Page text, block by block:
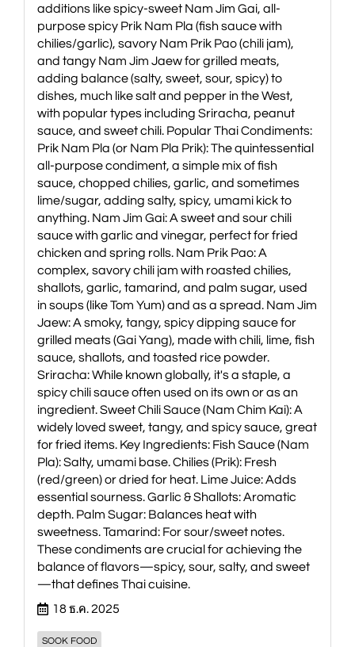
additions like spicy-sweet Nam Jim Gai, all-
purpose spicy Prik Nam Pla (fish sauce with
chilies/garlic), savory Nam Prik Pao (chili jam),
and tangy Nam Jim Jaew for grilled meats,
adding balance (salty, sweet, sour, spicy) to
dishes, much like salt and pepper in the West,
with popular types including Sriracha, peanut
sauce, and sweet chili. Popular Thai Condiments:
Prik Nam Pla (or Nam Pla Prik): The quintessential
all-purpose condiment, a simple mix of fish
sauce, chopped chilies, garlic, and sometimes
lime/sugar, adding salty, spicy, umami kick to
anything. Nam Jim Gai: A sweet and sour chili
sauce with garlic and vinegar, perfect for fried
chicken and spring rolls. Nam Prik Pao: A
complex, savory chili jam with roasted chilies,
shallots, garlic, tamarind, and palm sugar, used
in soups (like Tom Yum) and as a spread. Nam Jim
Jaew: A smoky, tangy, spicy dipping sauce for
grilled meats (Gai Yang), made with chili, lime, fish
sauce, shallots, and toasted rice powder.
Sriracha: While known globally, it's a staple, a
spicy chili sauce often used on its own or as an
ingredient. Sweet Chili Sauce (Nam Chim Kai): A
widely loved sweet, tangy, and spicy sauce, great
for fried items. Key Ingredients: Fish Sauce (Nam
Pla): Salty, umami base. Chilies (Prik): Fresh
(red/green) or dried for heat. Lime Juice: Adds
essential sourness. Garlic & Shallots: Aromatic
depth. Palm Sugar: Balances heat with
sweetness. Tamarind: For sour/sweet notes.
These condiments are crucial for achieving the
balance of flavors—spicy, sour, salty, and sweet
—that defines Thai cuisine.
18 ธ.ค. 2025
SOOK FOOD